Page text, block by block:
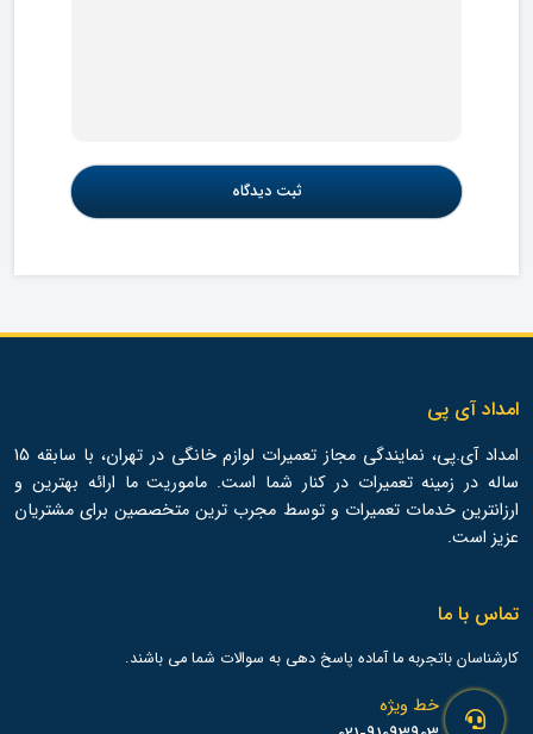
امداد آی پی
امداد آی.پی، نمایندگی مجاز تعمیرات لوازم خانگی در تهران، با سابقه 15
ساله در زمینه تعمیرات در کنار شما است. ماموریت ما ارائه بهترین و
ارزانترین خدمات تعمیرات و توسط مجرب ترین متخصصین برای مشتریان
عزیز است.
تماس با ما
کارشناسان باتجربه ما آماده پاسخ دهی به سوالات شما می باشند.
خط ویژه